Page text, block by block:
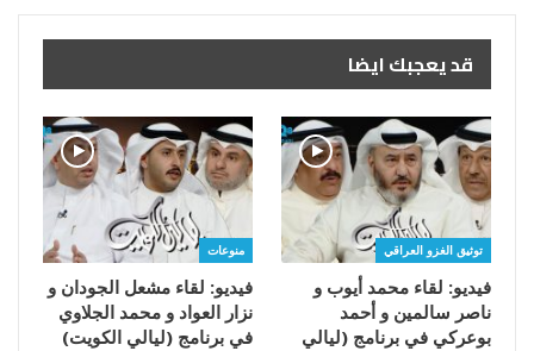
قد يعجبك ايضا
توثيق الغزو العراقي
فيديو: لقاء محمد أيوب و
ناصر سالمين و أحمد
بوعركي في برنامج (ليالي
منوعات
فيديو: لقاء مشعل الجودان و
نزار العواد و محمد الجلاوي
في برنامج (ليالي الكويت)